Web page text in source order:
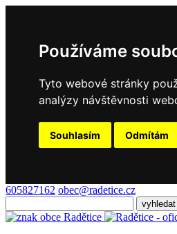
Používáme
Tyto webové stránky
analýzy návštěvnosti
Souhlasím Odmítám
605827162 obec@radetice.cz